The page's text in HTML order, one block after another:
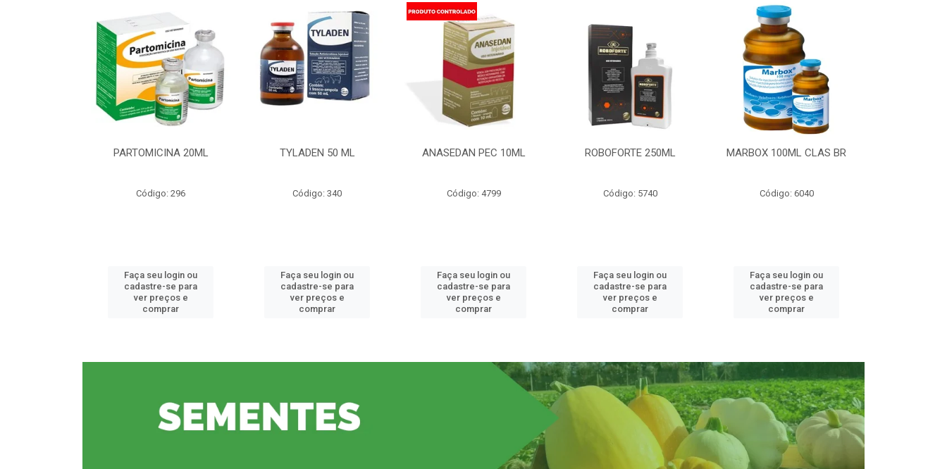
PARTOMICINA 20ML
Código: 296
Faça seu login ou
cadastre-se para
ver preços e
comprar
TYLADEN 50 ML
Código: 340
Faça seu login ou
cadastre-se para
ver preços e
comprar
ANASEDAN PEC 10ML
Código: 4799
Faça seu login ou
cadastre-se para
ver preços e
comprar
ROBOFORTE 250ML
Código: 5740
Faça seu login ou
cadastre-se para
ver preços e
comprar
MARBOX 100ML CLAS BR
Código: 6040
Faça seu login ou
cadastre-se para
ver preços e
comprar